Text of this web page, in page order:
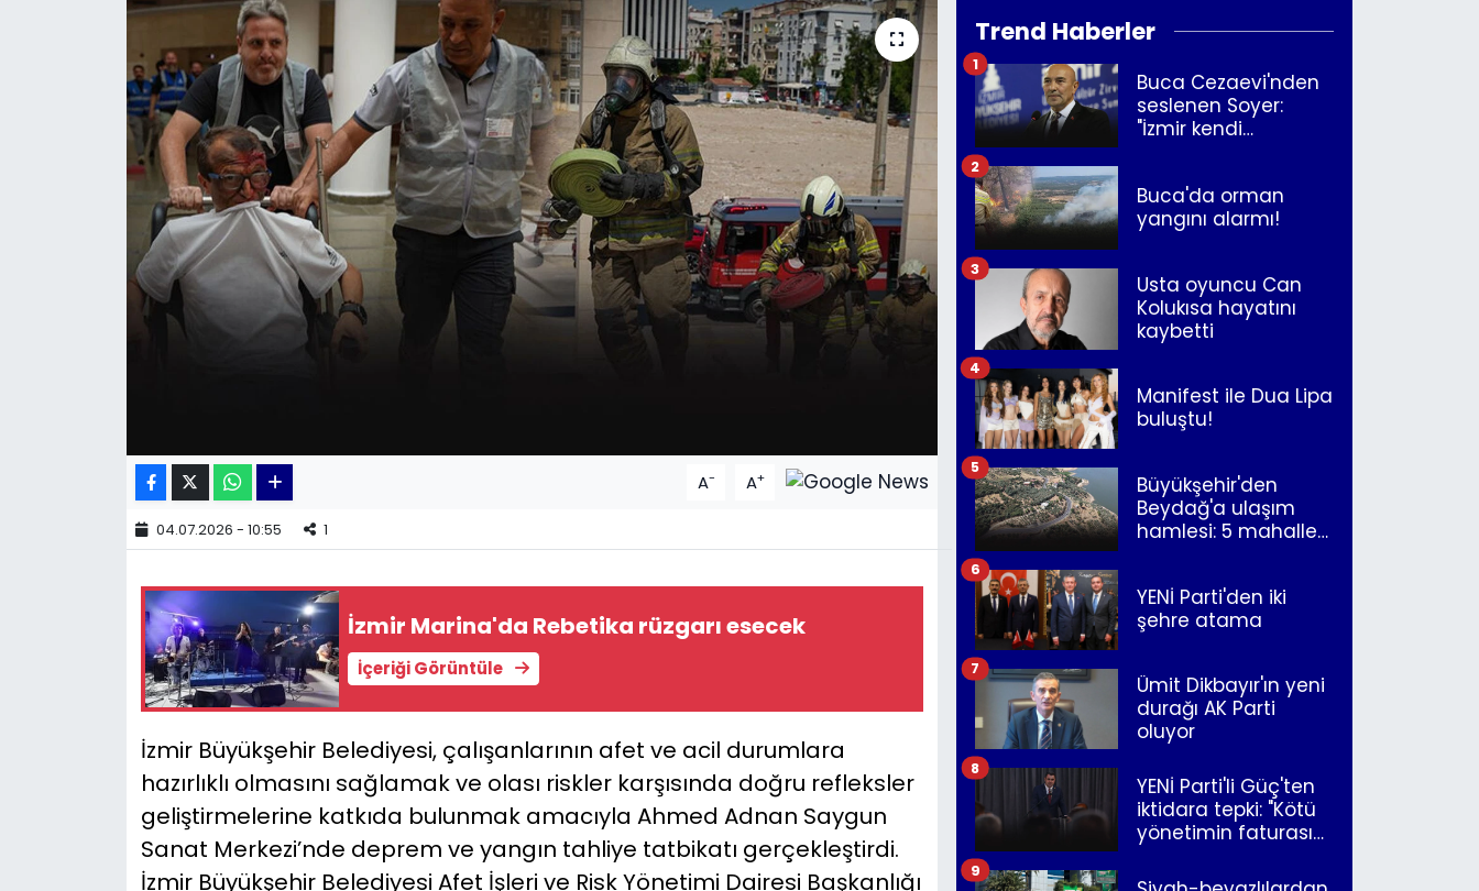
A- A+
04.07.2026 - 10:55 1
İzmir Marina'da Rebetika rüzgarı esecek
İçeriği Görüntüle
İzmir Büyükşehir Belediyesi, çalışanlarının afet ve acil durumlara
hazırlıklı olmasını sağlamak ve olası riskler karşısında doğru refleksler
geliştirmelerine katkıda bulunmak amacıyla Ahmed Adnan Saygun
Sanat Merkezi’nde deprem ve yangın tahliye tatbikatı gerçekleştirdi.
İzmir Büyükşehir Belediyesi Afet İşleri ve Risk Yönetimi Dairesi Başkanlığı
Trend Haberler
Buca Cezaevi'nden
seslenen Soyer:
"İzmir kendi
1
Buca'da orman
yangını alarmı!
2
Usta oyuncu Can
Kolukısa hayatını
kaybetti
3
Manifest ile Dua Lipa
buluştu!
4
Büyükşehir'den
Beydağ'a ulaşım
hamlesi: 5 mahalle
5
YENİ Parti'den iki
şehre atama
6
Ümit Dikbayır'ın yeni
durağı AK Parti
oluyor
7
YENİ Parti'li Güç'ten
iktidara tepki: "Kötü
yönetimin faturasını
8
9
KÜLTÜR SANAT
MAGAZİN
POLİTİKA
Siyaset
YEREL POLİTİKA
YEREL YÖNETİMLER